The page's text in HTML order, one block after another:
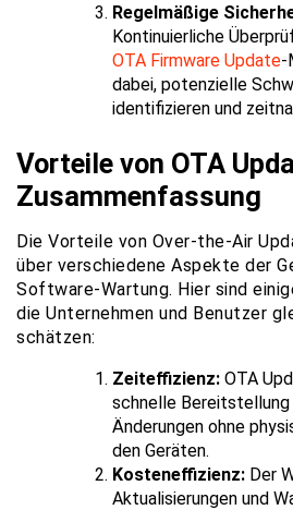
Regelmäßige
Kontinuierliche
OTA Firmware Update-
dabei, potenzielle
identifizieren und
Vorteile von OTA
Zusammenfassung
Die Vorteile von Over-the-Air
über verschiedene Aspekte der
Software-Wartung. Hier sind
die Unternehmen und Benutzer
schätzen:
Zeiteffizienz: OTA
schnelle
Änderungen ohne
den Geräten.
Kosteneffizienz: Der
Aktualisierungen und